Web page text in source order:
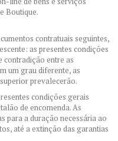
Boutique.
contratuais seguintes,
as presentes condições
contradição entre as
um grau diferente, as
prevalecerão.
condições gerais
de encomenda. As
para a duração necessária ao
até a extinção das garantias